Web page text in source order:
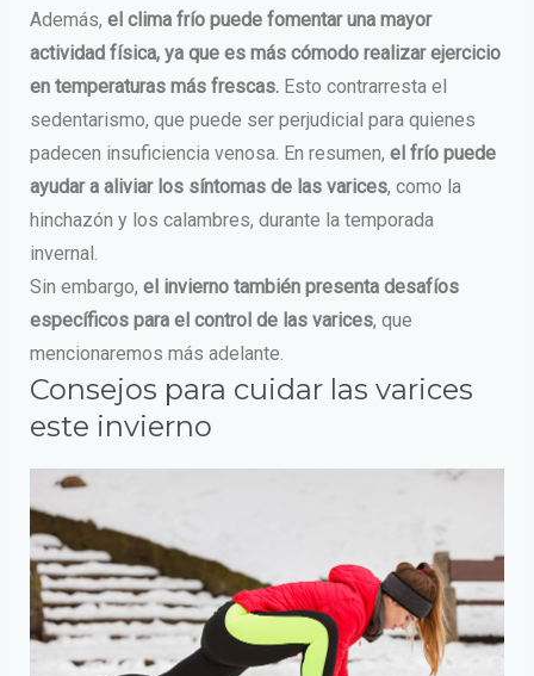
Además, el clima frío puede fomentar una mayor
actividad física, ya que es más cómodo realizar ejercicio
en temperaturas más frescas.Esto contrarresta el
sedentarismo, que puede ser perjudicial para quienes
padecen insuficiencia venosa. En resumen, el frío puede
ayudar a aliviar los síntomas de las varices, como la
hinchazón y los calambres, durante la temporada
invernal.
Sin embargo, el invierno también presenta desafíos
específicos para el control de las varices, que
mencionaremos más adelante.
Consejos para cuidar las varices
este invierno